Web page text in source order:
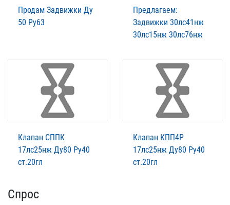
Продам Задвижки Ду
50 Ру63
Предлагаем:
Задвижки 30лс41нж
30лс15нж 30лс76нж
Клапан СППК
17лс25нж Ду80 Ру40
ст.20гл
Клапан КПП4Р
17лс25нж Ду80 Ру40
ст.20гл
Спрос